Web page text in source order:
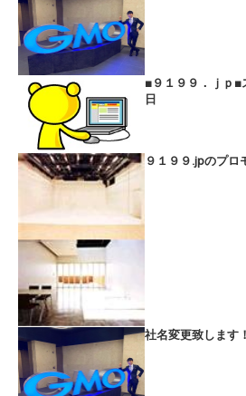
■９１９９．ｊｐ■
日
９１９９.jpのプロ
社名変更致します！